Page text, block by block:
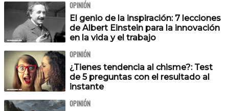
OPINIÓN
El genio de la inspiración: 7 lecciones
de Albert Einstein para la innovación
en la vida y el trabajo
OPINIÓN
¿Tienes tendencia al chisme?: Test
de 5 preguntas con el resultado al
instante
OPINIÓN